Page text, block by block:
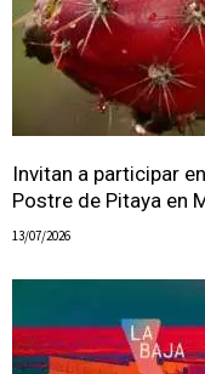
Invitan a participar
Postre de Pitaya en
13/07/2026